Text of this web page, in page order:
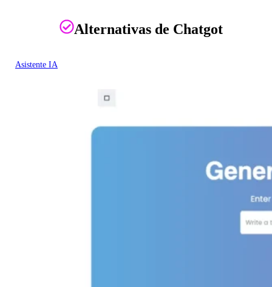
Alternativas de Chatgot
Asistente IA